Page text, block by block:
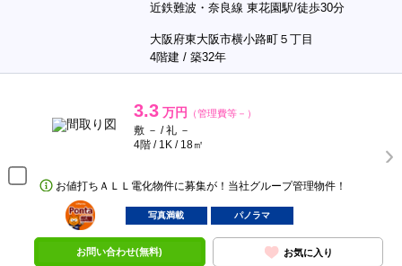
近鉄難波・奈良線 東花園駅/徒歩30分
大阪府東大阪市横小路町５丁目
4階建 / 築32年
3.3 万円 （管理費等－）
敷 － / 礼 －
4階 / 1K / 18㎡
お値打ちＡＬＬ電化物件に募集が！当社グループ管理物件！
ポンタ
部屋
写真満載 パノラマ
お問い合わせ(無料) お気に入り